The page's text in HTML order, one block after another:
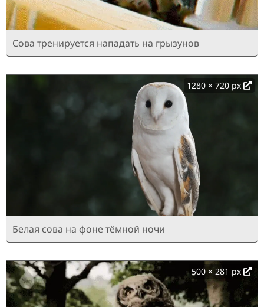
Сова тренируется нападать на грызунов
1280 × 720 px
Белая сова на фоне тёмной ночи
500 × 281 px